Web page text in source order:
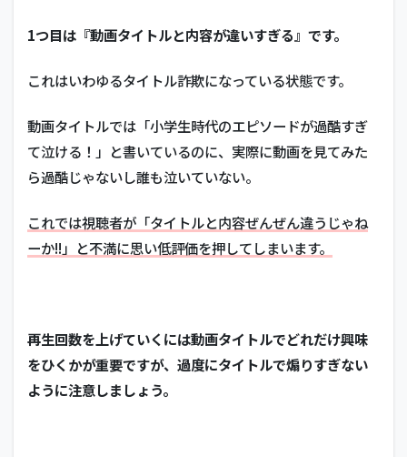
1つ目は『動画タイトルと内容が違いすぎる』です。
これはいわゆるタイトル詐欺になっている状態です。
動画タイトルでは「小学生時代のエピソードが過酷すぎ
て泣ける！」と書いているのに、実際に動画を見てみた
ら過酷じゃないし誰も泣いていない。
これでは視聴者が「タイトルと内容ぜんぜん違うじゃね
ーか!!」と不満に思い低評価を押してしまいます。
再生回数を上げていくには動画タイトルでどれだけ興味
をひくかが重要ですが、過度にタイトルで煽りすぎない
ように注意しましょう。